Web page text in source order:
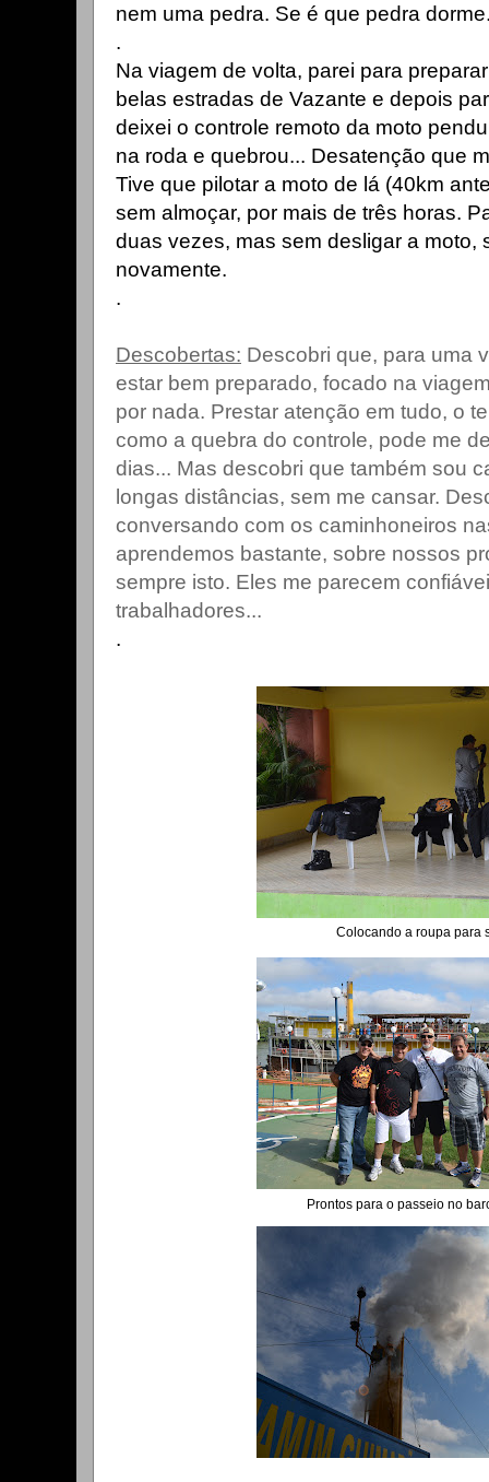
nem uma pedra. Se é que pedra
.
Na viagem de volta, parei para
belas estradas de Vazante e depois
deixei o controle remoto da moto
na roda e quebrou... Desatenção que
Tive que pilotar a moto de lá (40km
sem almoçar, por mais de três horas.
duas vezes, mas sem desligar a moto,
novamente.
.
Descobertas: Descobri que, para uma
estar bem preparado, focado na
por nada. Prestar atenção em tudo, o
como a quebra do controle, pode me
dias... Mas descobri que também sou
longas distâncias, sem me cansar.
conversando com os caminhoneiros
aprendemos bastante, sobre nossos
sempre isto. Eles me parecem
trabalhadores...
.
Colocando a roupa para
Prontos para o passeio no